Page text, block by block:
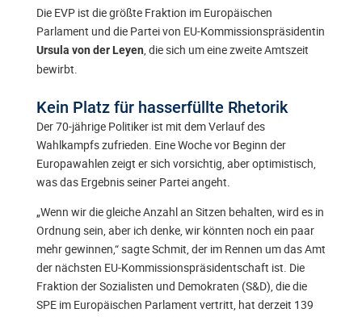
Die EVP ist die größte Fraktion im Europäischen
Parlament und die Partei von EU-Kommissionspräsidentin
Ursula von der Leyen, die sich um eine zweite Amtszeit
bewirbt.
Kein Platz für hasserfüllte Rhetorik
Der 70-jährige Politiker ist mit dem Verlauf des
Wahlkampfs zufrieden. Eine Woche vor Beginn der
Europawahlen zeigt er sich vorsichtig, aber optimistisch,
was das Ergebnis seiner Partei angeht.
„Wenn wir die gleiche Anzahl an Sitzen behalten, wird es in
Ordnung sein, aber ich denke, wir könnten noch ein paar
mehr gewinnen,“ sagte Schmit, der im Rennen um das Amt
der nächsten EU-Kommissionspräsidentschaft ist. Die
Fraktion der Sozialisten und Demokraten (S&D), die die
SPE im Europäischen Parlament vertritt, hat derzeit 139